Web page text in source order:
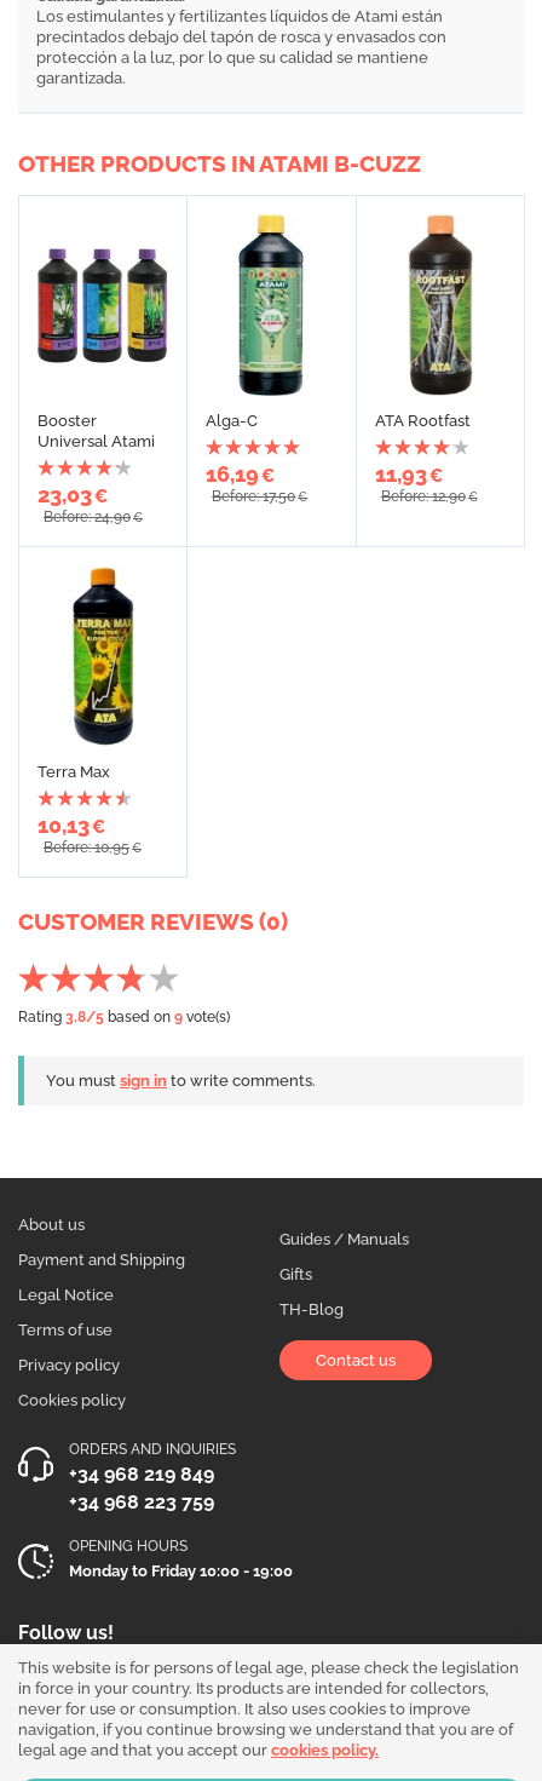
Los estimulantes y fertilizantes líquidos de Atami están
precintados debajo del tapón de rosca y envasados con
protección a la luz, por lo que su calidad se mantiene
garantizada.
OTHER PRODUCTS IN ATAMI B-CUZZ
Booster
Universal Atami
23,03€
Before: 24,90€
Alga-C
16,19€
Before: 17,50€
ATA Rootfast
11,93€
Before: 12,90€
Terra Max
10,13€
Before: 10,95€
CUSTOMER REVIEWS (0)
Rating 3.8/5 based on 9 vote(s)
You must sign in to write comments.
About us
Payment and Shipping
Legal Notice
Terms of use
Privacy policy
Cookies policy
Guides / Manuals
Gifts
TH-Blog
Contact us
ORDERS AND INQUIRIES
+34 968 219 849
+34 968 223 759
OPENING HOURS
Monday to Friday 10:00 - 19:00
Follow us!
This website is for persons of legal age, please check the legislation
in force in your country. Its products are intended for collectors,
never for use or consumption. It also uses cookies to improve
navigation, if you continue browsing we understand that you are of
legal age and that you accept our cookies policy.